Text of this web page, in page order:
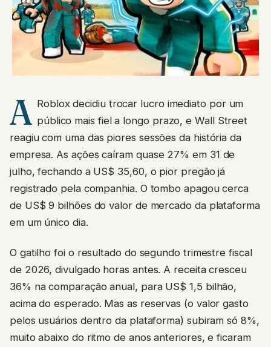
A Roblox decidiu trocar lucro imediato por um
público mais fiel a longo prazo, e Wall Street
reagiu com uma das piores sessões da história da
empresa. As ações caíram quase 27% em 31 de
julho, fechando a US$ 35,60, o pior pregão já
registrado pela companhia. O tombo apagou cerca
de US$ 9 bilhões do valor de mercado da plataforma
em um único dia.
O gatilho foi o resultado do segundo trimestre fiscal
de 2026, divulgado horas antes. A receita cresceu
36% na comparação anual, para US$ 1,5 bilhão,
acima do esperado. Mas as reservas (o valor gasto
pelos usuários dentro da plataforma) subiram só 8%,
muito abaixo do ritmo de anos anteriores, e ficaram